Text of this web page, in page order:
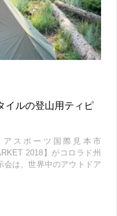
イルの登山用ティピ
スポーツ国際見本市
2018】がコロラド州
会は、世界中のアウトドア